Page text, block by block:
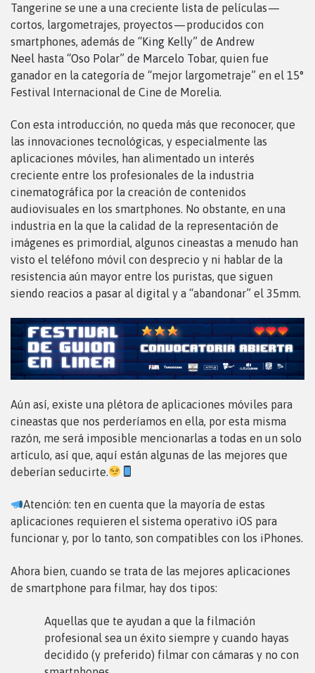
Tangerine se une a una creciente lista de películas —
cortos, largometrajes, proyectos — producidos con
smartphones, además de “King Kelly” de Andrew
Neel hasta “Oso Polar” de Marcelo Tobar, quien fue
ganador en la categoría de “mejor largometraje” en el 15°
Festival Internacional de Cine de Morelia.
Con esta introducción, no queda más que reconocer, que
las innovaciones tecnológicas, y especialmente las
aplicaciones móviles, han alimentado un interés
creciente entre los profesionales de la industria
cinematográfica por la creación de contenidos
audiovisuales en los smartphones. No obstante, en una
industria en la que la calidad de la representación de
imágenes es primordial, algunos cineastas a menudo han
visto el teléfono móvil con desprecio y ni hablar de la
resistencia aún mayor entre los puristas, que siguen
siendo reacios a pasar al digital y a “abandonar” el 35mm.
Aún así, existe una plétora de aplicaciones móviles para
cineastas que nos perderíamos en ella, por esta misma
razón, me será imposible mencionarlas a todas en un solo
artículo, así que, aquí están algunas de las mejores que
deberían seducirte.
Atención: ten en cuenta que la mayoría de estas
aplicaciones requieren el sistema operativo iOS para
funcionar y, por lo tanto, son compatibles con los iPhones.
Ahora bien, cuando se trata de las mejores aplicaciones
de smartphone para filmar, hay dos tipos:
Aquellas que te ayudan a que la filmación
profesional sea un éxito siempre y cuando hayas
decidido (y preferido) filmar con cámaras y no con